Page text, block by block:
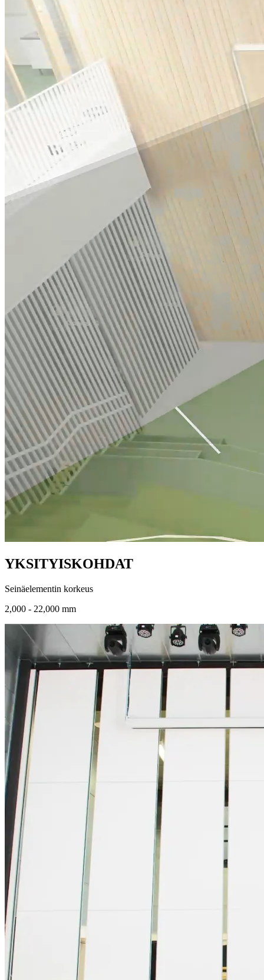
YKSITYISKOHDAT
Seinäelementin korkeus
2,000 - 22,000 mm